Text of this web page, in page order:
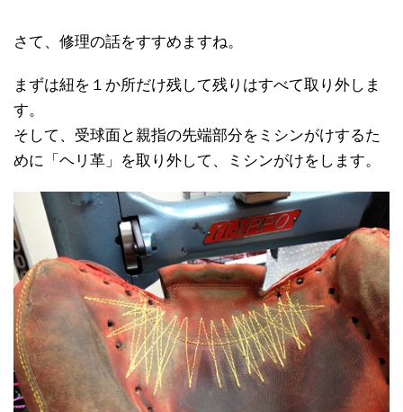
さて、修理の話をすすめますね。
まずは紐を１か所だけ残して残りはすべて取り外しま
す。
そして、受球面と親指の先端部分をミシンがけするた
めに「ヘリ革」を取り外して、ミシンがけをします。